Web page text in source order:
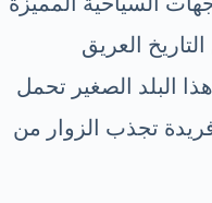
العريق
البلد الصغير تحمل
تجذب الزوار من